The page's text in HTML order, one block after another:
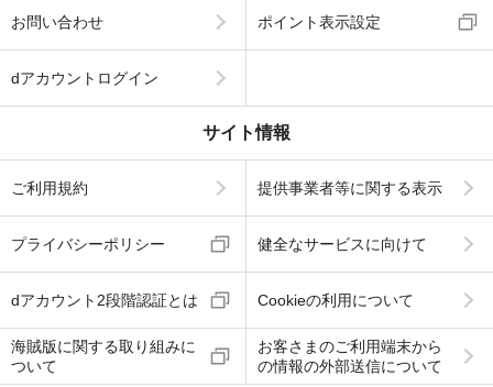
お問い合わせ ポイント表示設定
dアカウントログイン
サイト情報
ご利用規約 提供事業者等に関する表示
プライバシーポリシー 健全なサービスに向けて
dアカウント2段階認証とは Cookieの利用について
海賊版に関する取り組みに
ついて
お客さまのご利用端末から
の情報の外部送信について